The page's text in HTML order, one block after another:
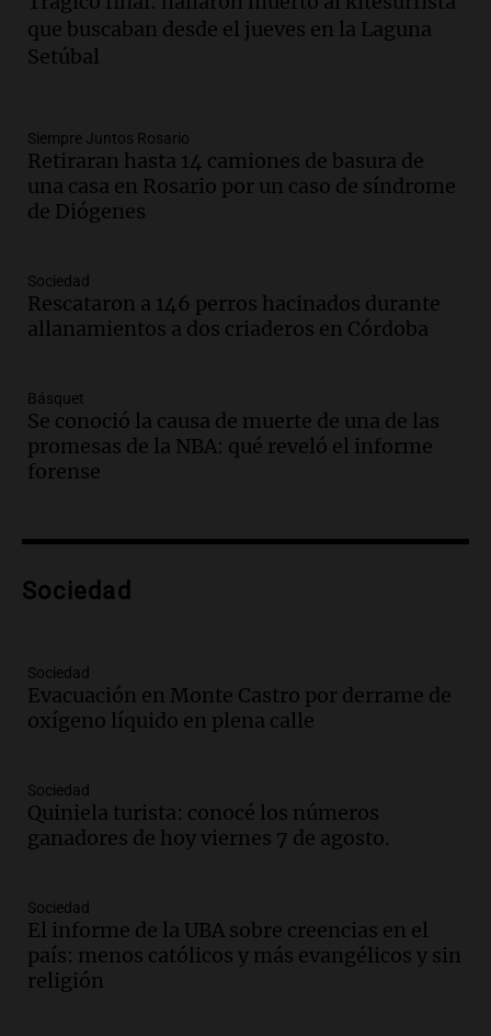
Audio.1° gol de Rosario Central a
Aldosivi (Zalazar en contra) - relato
Gato Greco
Audio.Recomendaciones de vino
bonarda para disfrutar el fin de semana
en Mendoza
Panorama Federal
Audio.
en la Sociedad Rural de Bulaya con
actividades para toda la familia
Audio.
edificios y una casa del estudiante para
jóvenes de la región
Panorama Federal
Audio.Preparativos finales para la gran
Bulaya este sábado
Audio.
Congreso y evacuación por derrame de
oxígeno en Montecastro
Audio.
Río Gallegos reporta frío extremo
y llega avión para escuelas de la décima
brigada aérea
Episodios
Audio. La justicia reconoce al COVID
como enfermedad laboral tras la muerte
de un docente
que buscaban desde el jueves en la Laguna
Setúbal
Siempre Juntos Rosario
Retiraran hasta 14 camiones de basura de
una casa en Rosario por un caso de síndrome
de Diógenes
Sociedad
Rescataron a 146 perros hacinados durante
allanamientos a dos criaderos en Córdoba
Básquet
Se conoció la causa de muerte de una de las
promesas de la NBA: qué reveló el informe
forense
Sociedad
Sociedad
Evacuación en Monte Castro por derrame de
oxígeno líquido en plena calle
Sociedad
Quiniela turista: conocé los números
ganadores de hoy viernes 7 de agosto.
Sociedad
El informe de la UBA sobre creencias en el
país: menos católicos y más evangélicos y sin
religión